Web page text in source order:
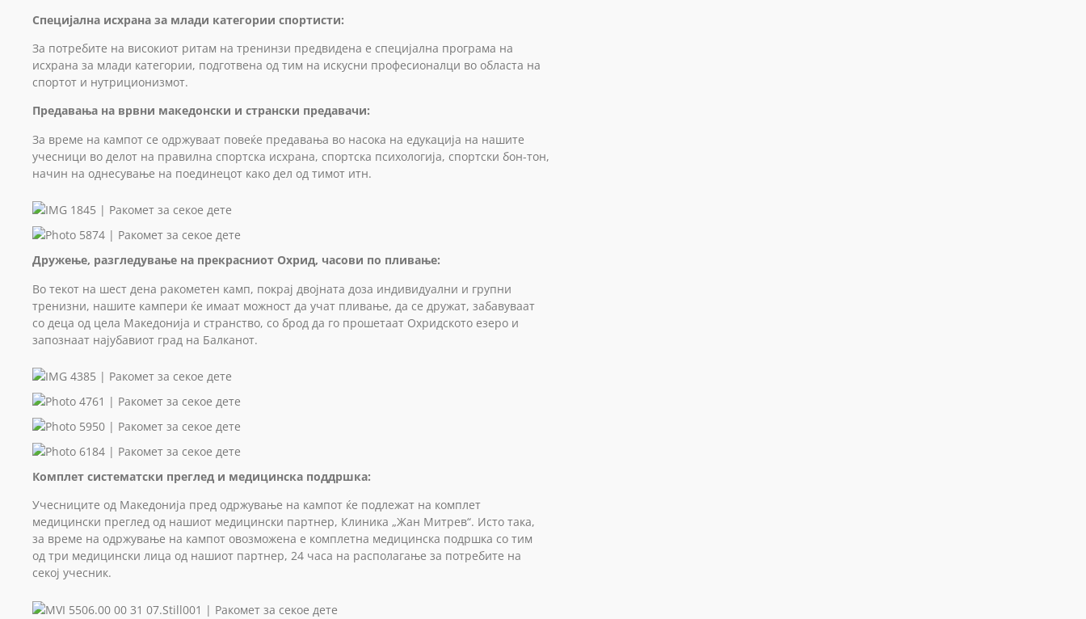
Специјална исхрана за млади категории спортисти:
За потребите на високиот ритам на тренинзи предвидена е специјална програма на
исхрана за млади категории, подготвена од тим на искусни професионалци во областа на
спортот и нутриционизмот.
Предавања на врвни македонски и странски предавачи:
За време на кампот се одржуваат повеќе предавања во насока на едукација на нашите
учесници во делот на правилна спортска исхрана, спортска психологија, спортски бон-тон,
начин на однесување на поединецот како дел од тимот итн.
Дружење, разгледување на прекрасниот Охрид, часови по пливање:
Во текот на шест дена ракометен камп, покрај двојната доза индивидуални и групни
тренизни, нашите кампери ќе имаат можност да учат пливање, да се дружат, забавуваат
со деца од цела Македонија и странство, со брод да го прошетаат Охридското езеро и
запознаат најубавиот град на Балканот.
Комплет систематски преглед и медицинска поддршка:
Учесниците од Македонија пред одржување на кампот ќе подлежат на комплет
медицински преглед од нашиот медицински партнер, Клиника „Жан Митрев“. Исто така,
за време на одржување на кампот овозможена е комплетна медицинска подршка со тим
од три медицински лица од нашиот партнер, 24 часа на располагање за потребите на
секој учесник.